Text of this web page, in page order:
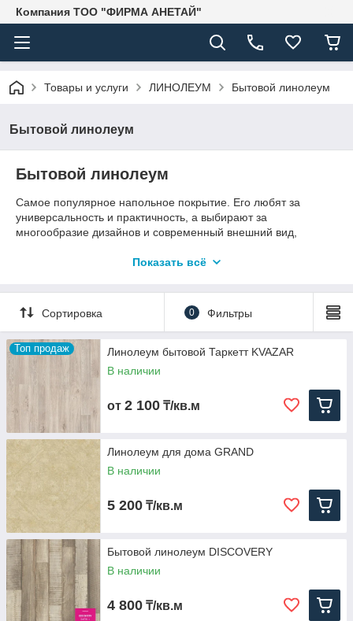
Компания ТОО "ФИРМА АНЕТАЙ"
Товары и услуги ЛИНОЛЕУМ Бытовой линолеум
Бытовой линолеум
Бытовой линолеум
Cамое популярное напольное покрытие. Его любят за
универсальность и практичность, а выбирают за
многообразие дизайнов и современный внешний вид,
эксплуатации природные материалы. Легкий в укладке и
покрытия и безопасный для человека и окружающей среды
современный бытовой линолеум прекрасно подходит для
любых типов жилых помещений.
Показать всё
Сортировка 0 Фильтры
Топ продаж
Линолеум бытовой Таркетт KVAZAR
В наличии
от 2 100 ₸/кв.м
Линолеум для дома GRAND
В наличии
5 200 ₸/кв.м
Бытовой линолеум DISCOVERY
В наличии
4 800 ₸/кв.м